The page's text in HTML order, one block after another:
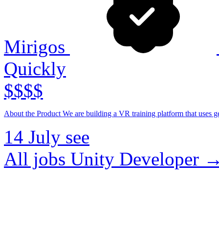
Mirigos
Quickly
$$$$
About the Product We are building a VR training platform that uses
14 July see
All jobs Unity Developer